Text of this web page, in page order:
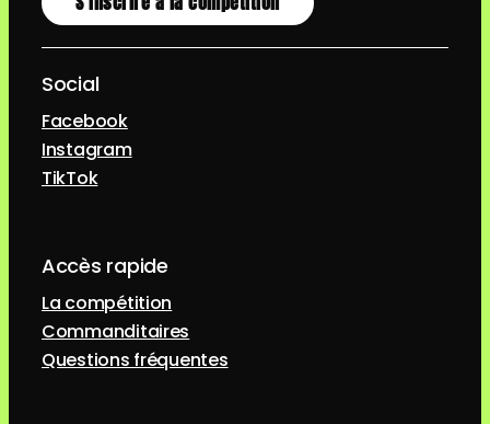
Social
Facebook
Instagram
TikTok
Accès rapide
La compétition
Commanditaires
Questions fréquentes